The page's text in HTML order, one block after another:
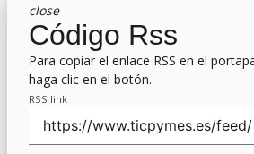
close
Código Rss
Para copiar el enlace RSS en el
haga clic en el botón.
RSS link